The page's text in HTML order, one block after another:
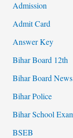
Admission
Admit Card
Answer Key
Bihar Board 12th
Bihar Board News
Bihar Police
Bihar School
BSEB